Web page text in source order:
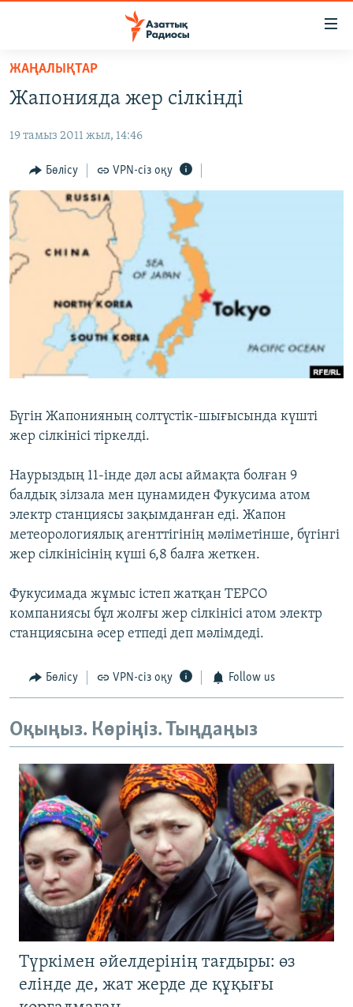
Skip
main
Skip
Navigation
Skip
to
Search
AZATTYQTV
ҚАҢТАР ОҚИҒАСЫ
АДАМ ҚҰҚЫҚТАРЫ
ӘЛЕУМЕТ
ӘЛЕМ
АРНАЙЫ ЖОБАЛАР
Русский
ЖАЗЫЛЫҢЫЗ
Басқа тілдерде
ЖАҢАЛЫҚТАР
Жапонияда жер сілкінді
19 тамыз 2011 жыл, 14:46
Бөлісу VPN-сіз оқу
Бүгін Жапонияның солтүстік-шығысында күшті
жер сілкінісі тіркелді.
Наурыздың 11-інде дәл асы аймақта болған 9
балдық зілзала мен цунамиден Фукусима атом
электр станциясы зақымданған еді. Жапон
метеорологиялық агенттігінің мәліметінше, бүгінгі
жер сілкінісінің күші 6,8 балға жеткен.
Фукусимада жұмыс істеп жатқан TEPCO
компаниясы бұл жолғы жер сілкінісі атом электр
станциясына әсер етпеді деп мәлімдеді.
Бөлісу VPN-сіз оқу Follow us
Оқыңыз. Көріңіз. Тыңдаңыз
Түркімен әйелдерінің тағдыры: өз
елінде де, жат жерде де құқығы